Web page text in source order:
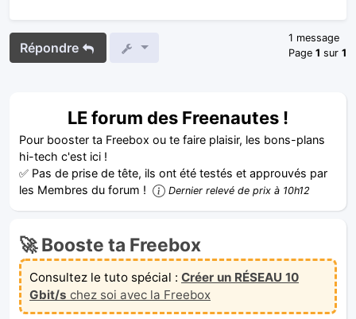
Répondre
1 message
Page 1 sur 1
LE forum des Freenautes !
Pour booster ta Freebox ou te faire plaisir, les bons-plans
hi-tech c'est ici !
✅ Pas de prise de tête, ils ont été testés et approuvés par
les Membres du forum !
Dernier relevé de prix à 10h12
🚀 Booste ta Freebox
Consultez le tuto spécial : Créer un RÉSEAU 10
Gbit/s chez soi avec la Freebox